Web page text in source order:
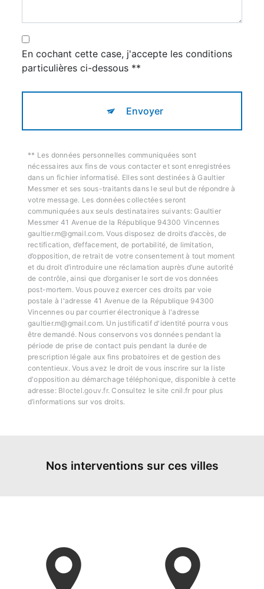
En cochant cette case, j'accepte les conditions
particulières ci-dessous **
Envoyer
** Les données personnelles communiquées sont
nécessaires aux fins de vous contacter et sont enregistrées
dans un fichier informatisé. Elles sont destinées à Gaultier
Messmer et ses sous-traitants dans le seul but de répondre à
votre message. Les données collectées seront
communiquées aux seuls destinataires suivants: Gaultier
Messmer 41 Avenue de la République 94300 Vincennes
gaultier.m@gmail.com. Vous disposez de droits d’accès, de
rectification, d’effacement, de portabilité, de limitation,
d’opposition, de retrait de votre consentement à tout moment
et du droit d’introduire une réclamation auprès d’une autorité
de contrôle, ainsi que d’organiser le sort de vos données
post-mortem. Vous pouvez exercer ces droits par voie
postale à l'adresse 41 Avenue de la République 94300
Vincennes ou par courrier électronique à l'adresse
gaultier.m@gmail.com. Un justificatif d'identité pourra vous
être demandé. Nous conservons vos données pendant la
période de prise de contact puis pendant la durée de
prescription légale aux fins probatoires et de gestion des
contentieux. Vous avez le droit de vous inscrire sur la liste
d'opposition au démarchage téléphonique, disponible à cette
adresse: Bloctel.gouv.fr. Consultez le site cnil.fr pour plus
d’informations sur vos droits.
Nos interventions sur ces villes